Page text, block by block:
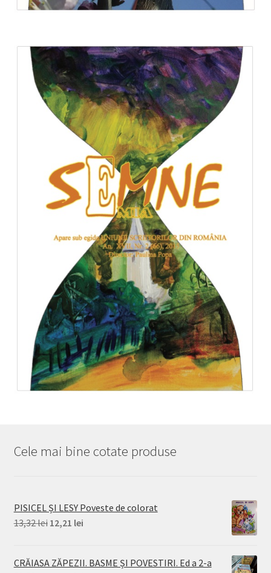
Cele mai bine cotate produse
PISICEL ȘI LESY Poveste de colorat
13,32lei Prețul
fost:
12,21 leiPrețul
12,21 lei.
CRĂIASA ZĂPEZII. BASME ȘI POVESTIRI. Ed a 2-a